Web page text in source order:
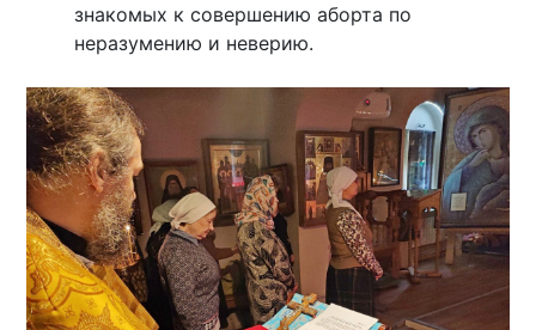
знакомых к совершению аборта по
неразумению и неверию.